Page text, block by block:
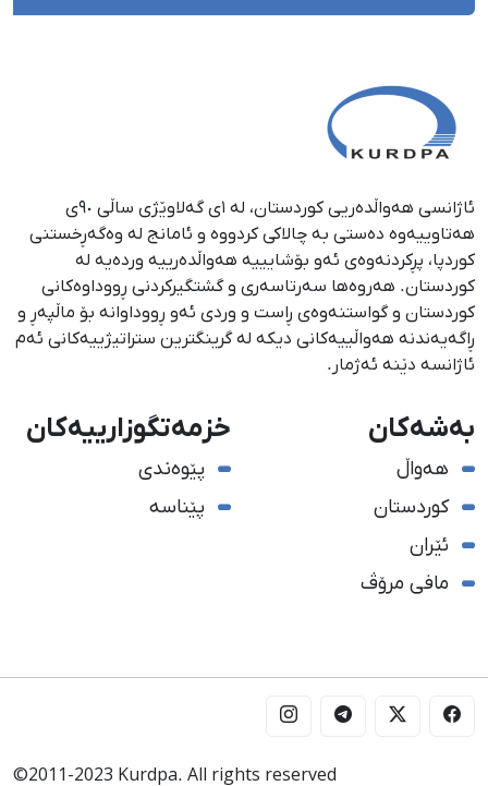
ئاژانسی هەواڵدەریی کوردستان، لە ١ی گەلاوێژی ساڵی ٩٠ی
هەتاوییەوە دەستی بە چالاکی کردووە و ئامانج لە وەگەڕخستنی
كوردپا، پڕكردنەوەی ئەو بۆشایییە هەواڵدەرییە وردەیە لە
كوردستان. هەروەها سەرتاسەری و گشتگیركردنی ڕووداوەكانی
كوردستان و گواستنەوەی ڕاست و وردی ئەو ڕووداوانە بۆ ماڵپەڕ و
ڕاگەیەندنە هەواڵییەكانی دیكە لە گرینگترین ستراتیژییەكانی ئەم
ئاژانسە دێنە ئەژمار.
بەشەکان
هەواڵ
کوردستان
ئێران
مافی مرۆڤ
خزمەتگوزارییەکان
پێوەندی
پێناسە
©2011-2023 Kurdpa. All rights reserved